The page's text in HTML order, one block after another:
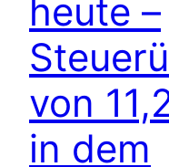
heute –
von
in dem